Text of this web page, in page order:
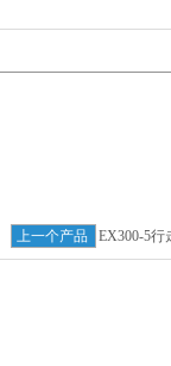
上一个产品 EX300-5行